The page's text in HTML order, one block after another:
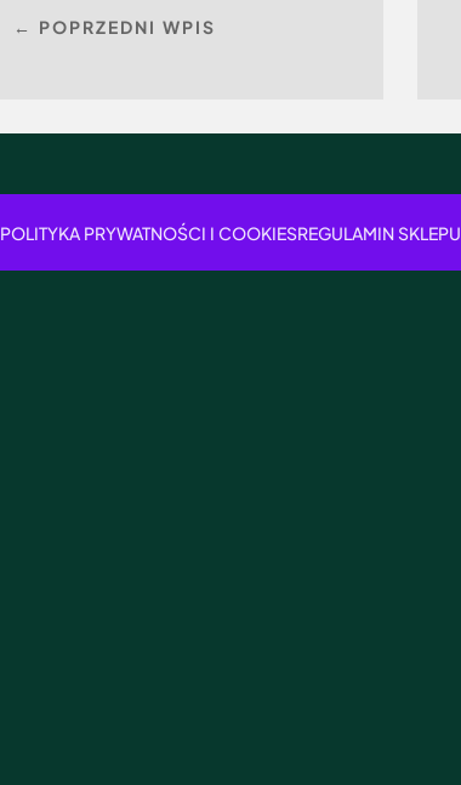
← POPRZEDNI WPIS
POLITYKA PRYWATNOŚCI I COOKIESREGULAMIN SKLEPU